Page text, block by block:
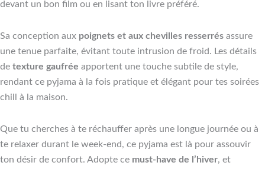
devant un bon film ou en lisant ton livre préféré.
Sa conception aux poignets et aux chevilles resserrés assure
une tenue parfaite, évitant toute intrusion de froid. Les détails
de texture gaufrée apportent une touche subtile de style,
rendant ce pyjama à la fois pratique et élégant pour tes soirées
chill à la maison.
Que tu cherches à te réchauffer après une longue journée ou à
te relaxer durant le week-end, ce pyjama est là pour assouvir
ton désir de confort. Adopte ce must-have de l’hiver, et